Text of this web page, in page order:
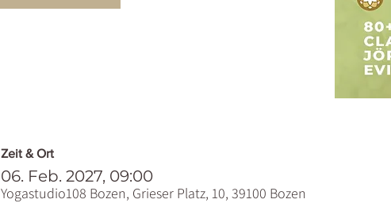
Zeit & Ort
06. Feb. 2027, 09:00
Yogastudio108 Bozen, Grieser Platz, 10, 39100 Bozen